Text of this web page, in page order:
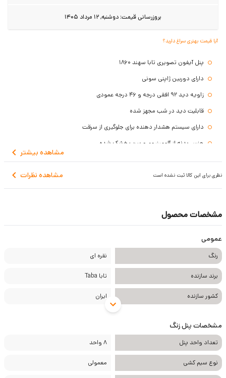
بروزرسانی قیمت: دوشنبه, 12 مرداد 1405
آیا قیمت بهتری سراغ دارید؟
پنل آیفون تصویری تابا سهند 1860
دارای دوربین ژاپنی سونی
زاویه دید 92 افقی درجه و 46 درجه عمودی
قابلیت دید در شب مجهز شده
دارای سیستم هشدار دهنده برای جلوگیری از سرقت
جنس بدنه از آلومینیوم و سرب خشک شده
پنل به صورت توکار بر روی دیوار نصب می شود
دارای 3 سال گارانتی
مشاهده بیشتر
مشاهده نظرات نظری برای این کالا ثبت نشده است
مشخصات محصول
عمومی
رنگ نقره ای
برند سازنده تابا Taba
کشور سازنده ایران
مشخصات پنل زنگ
تعداد واحد پنل 8 واحد
نوع سیم کشی معمولی